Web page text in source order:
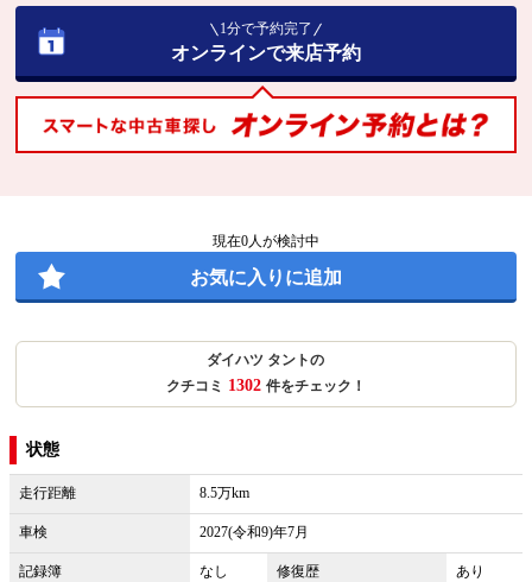
1分で予約完了
オンラインで来店予約
現在0人が検討中
お気に入りに追加
ダイハツ タントの
クチコミ 1302 件をチェック！
状態
走行距離 8.5万km
車検 2027(令和9)年7月
記録簿 なし 修復歴 あり